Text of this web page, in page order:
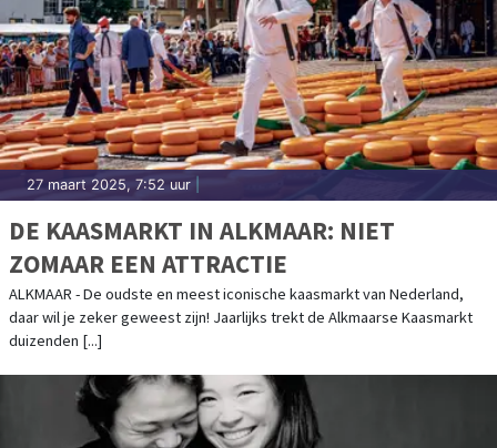
27 maart 2025, 7:52 uur
DE KAASMARKT IN ALKMAAR: NIET
ZOMAAR EEN ATTRACTIE
ALKMAAR - De oudste en meest iconische kaasmarkt van Nederland,
daar wil je zeker geweest zijn! Jaarlijks trekt de Alkmaarse Kaasmarkt
duizenden [...]